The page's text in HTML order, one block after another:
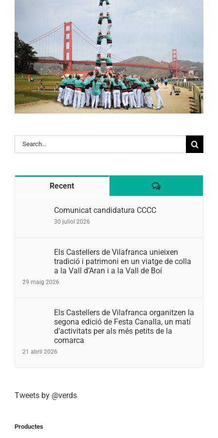
Search
for:
Recent Comentaris
Comunicat candidatura CCCC
30 juliol 2026
Els Castellers de Vilafranca unieixen
tradició i patrimoni en un viatge de colla
a la Vall d’Aran i a la Vall de Boí
29 maig 2026
Els Castellers de Vilafranca organitzen la
segona edició de Festa Canalla, un matí
d’activitats per als més petits de la
comarca
21 abril 2026
Tweets by @verds
Productes